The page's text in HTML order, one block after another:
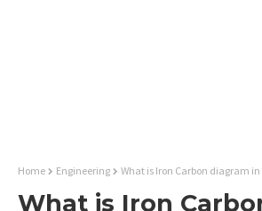
Home Engineering What is Iron Carbon diagram in
What is Iron